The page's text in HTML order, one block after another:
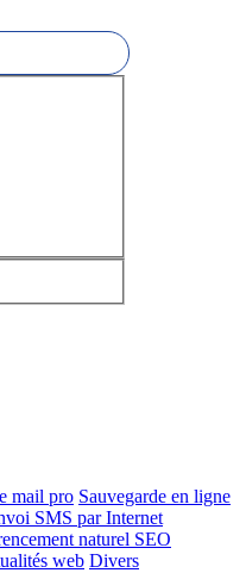
mail pro Sauvegarde en ligne
SMS par Internet
naturel SEO
web Divers